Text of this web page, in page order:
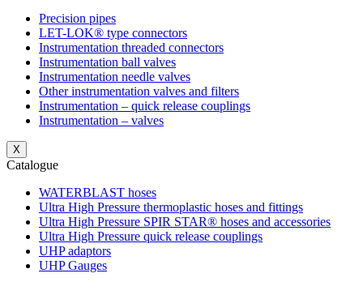
Precision pipes
LET-LOK® type connectors
Instrumentation threaded connectors
Instrumentation ball valves
Instrumentation needle valves
Other instrumentation valves and filters
Instrumentation – quick release couplings
Instrumentation – valves
X
Catalogue
WATERBLAST hoses
Ultra High Pressure thermoplastic hoses and fittings
Ultra High Pressure SPIR STAR® hoses and accessories
Ultra High Pressure quick release couplings
UHP adaptors
UHP Gauges